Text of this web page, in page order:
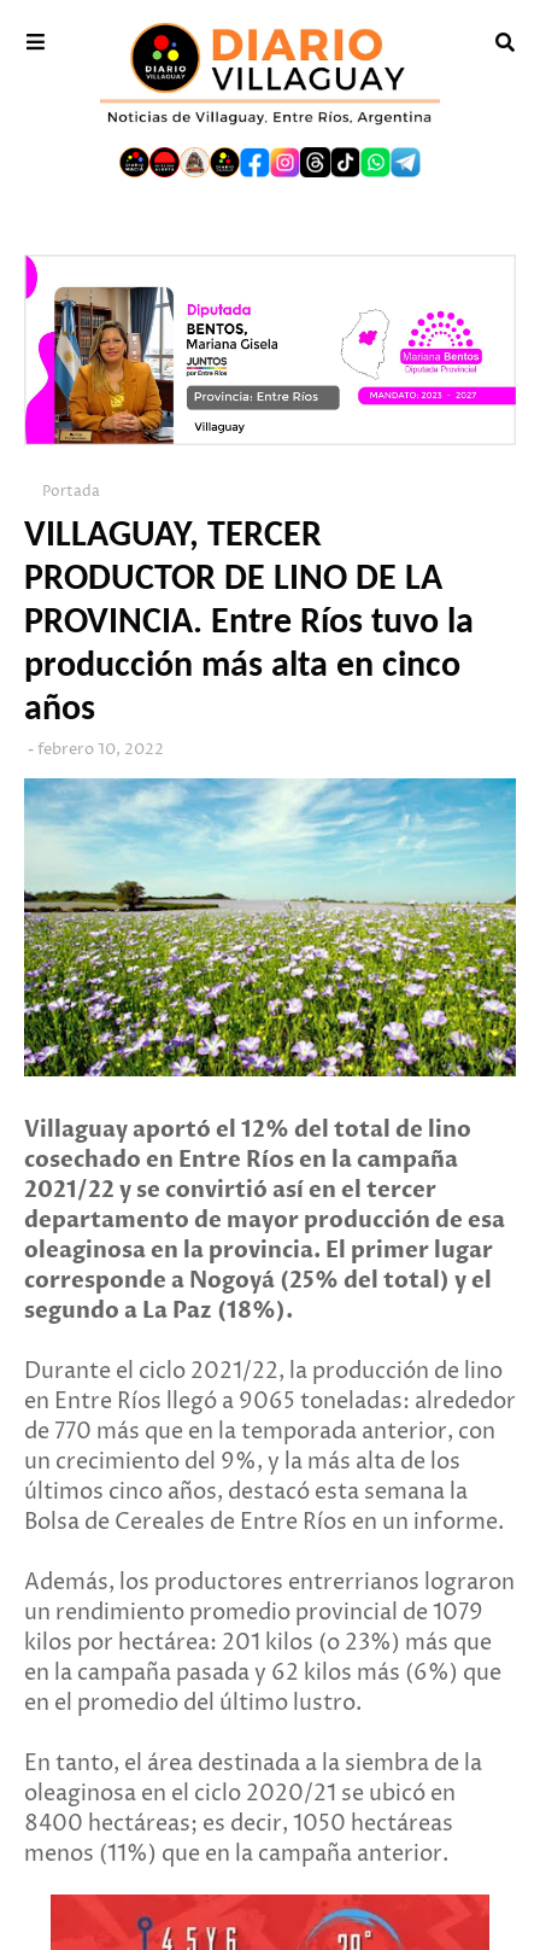
Portada
VILLAGUAY, TERCER
PRODUCTOR DE LINO DE LA
PROVINCIA. Entre Ríos tuvo la
producción más alta en cinco
años
febrero 10, 2022
Villaguay aportó el 12% del total de lino
cosechado en Entre Ríos en la campaña
2021/22 y se convirtió así en el tercer
departamento de mayor producción de esa
oleaginosa en la provincia. El primer lugar
corresponde a Nogoyá (25% del total) y el
segundo a La Paz (18%).
Durante el ciclo 2021/22, la producción de lino
en Entre Ríos llegó a 9065 toneladas: alrededor
de 770 más que en la temporada anterior, con
un crecimiento del 9%, y la más alta de los
últimos cinco años, destacó esta semana la
Bolsa de Cereales de Entre Ríos en un informe.
Además, los productores entrerrianos lograron
un rendimiento promedio provincial de 1079
kilos por hectárea: 201 kilos (o 23%) más que
en la campaña pasada y 62 kilos más (6%) que
en el promedio del último lustro.
En tanto, el área destinada a la siembra de la
oleaginosa en el ciclo 2020/21 se ubicó en
8400 hectáreas; es decir, 1050 hectáreas
menos (11%) que en la campaña anterior.